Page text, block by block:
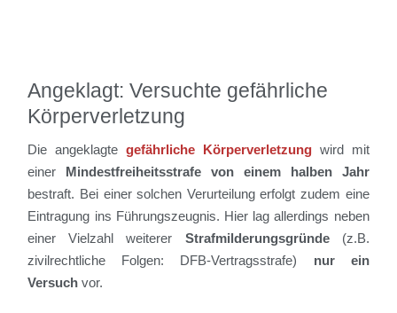
Angeklagt: Versuchte gefährliche
Körperverletzung
Die angeklagtegefährliche Körperverletzungwird mit
einer Mindestfreiheitsstrafe von einem halben Jahr
bestraft. Bei einer solchen Verurteilung erfolgt zudem eine
Eintragung ins Führungszeugnis. Hier lag allerdings neben
einer Vielzahl weiterer Strafmilderungsgründe(z.B.
zivilrechtliche Folgen: DFB-Vertragsstrafe) nur ein
Versuch vor.